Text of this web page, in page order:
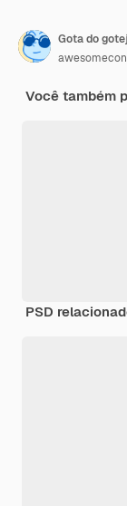
Você também
PSD